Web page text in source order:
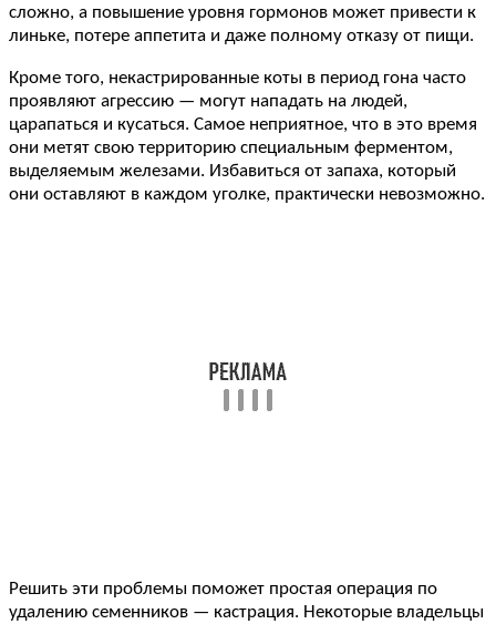
сложно, а повышение уровня гормонов может привести к
линьке, потере аппетита и даже полному отказу от пищи.
Кроме того, некастрированные коты в период гона часто
проявляют агрессию — могут нападать на людей,
царапаться и кусаться. Самое неприятное, что в это время
они метят свою территорию специальным ферментом,
выделяемым железами. Избавиться от запаха, который
они оставляют в каждом уголке, практически невозможно.
Решить эти проблемы поможет простая операция по
удалению семенников — кастрация. Некоторые владельцы